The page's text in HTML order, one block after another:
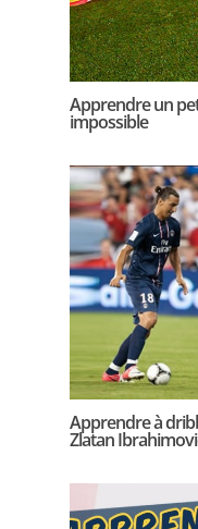
Apprendre un
impossible
Apprendre à
Zlatan